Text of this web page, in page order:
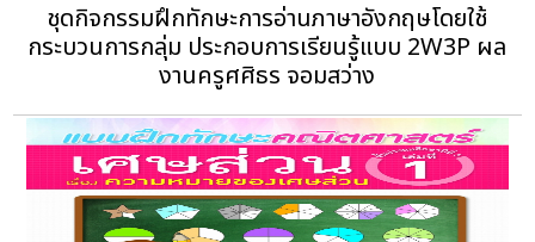
ชุดกิจกรรมฝึกทักษะการอ่านภาษาอังกฤษโดยใช้
กระบวนการกลุ่ม ประกอบการเรียนรู้แบบ 2W3P ผล
งานครูศศิธร จอมสว่าง